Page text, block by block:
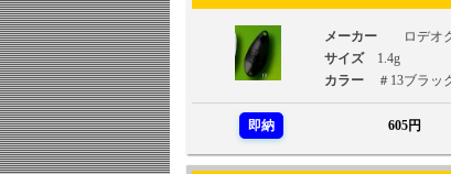
メーカー
ロデオ
サイズ
1.4g
カラー
＃13ブラッ
即納 605円